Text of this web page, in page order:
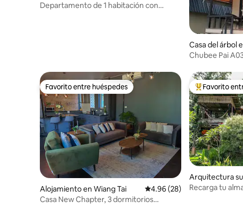
Departamento de 1 habitación con
Casa del árbol
Chubee Pai
Favorito entre huéspedes
Favorito entre huéspedes
Alojamiento en Wiang Tai Calificación promedio: 4.96
4.96 (28)
Casa New Chapter, 3 dormitorios
Favorito entre
Favorito
Arquitectura
Recarga tu